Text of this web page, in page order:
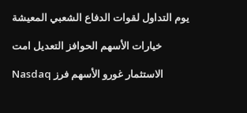
يوم التداول لقوات الدفاع الشعبي المعيشة
خيارات الأسهم الحوافز التعديل امت
Nasdaq الاستثمار غورو الأسهم فرز